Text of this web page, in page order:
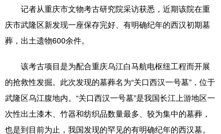
文化产业
北京 天津 河北 山西
辽宁 吉林 上海 江苏
记者从重庆市文物考古研究院采访获悉，近期该院在重
庆市武隆区新发现一座保存完好、有明确纪年的西汉初期墓
葬，出土遗物600余件。
该考古项目是为配合重庆乌江白马航电枢纽工程而开展
的抢救性发掘。此次发现的墓葬名为“关口西汉一号墓”，位于
武隆区乌江腹地内。“关口西汉一号墓”是我国长江上游地区一
次性出土漆木、竹器和纺织品数量最多、较为集中的墓葬，
也是到目前为止，我国发现的罕见的有明确纪年的西汉墓。